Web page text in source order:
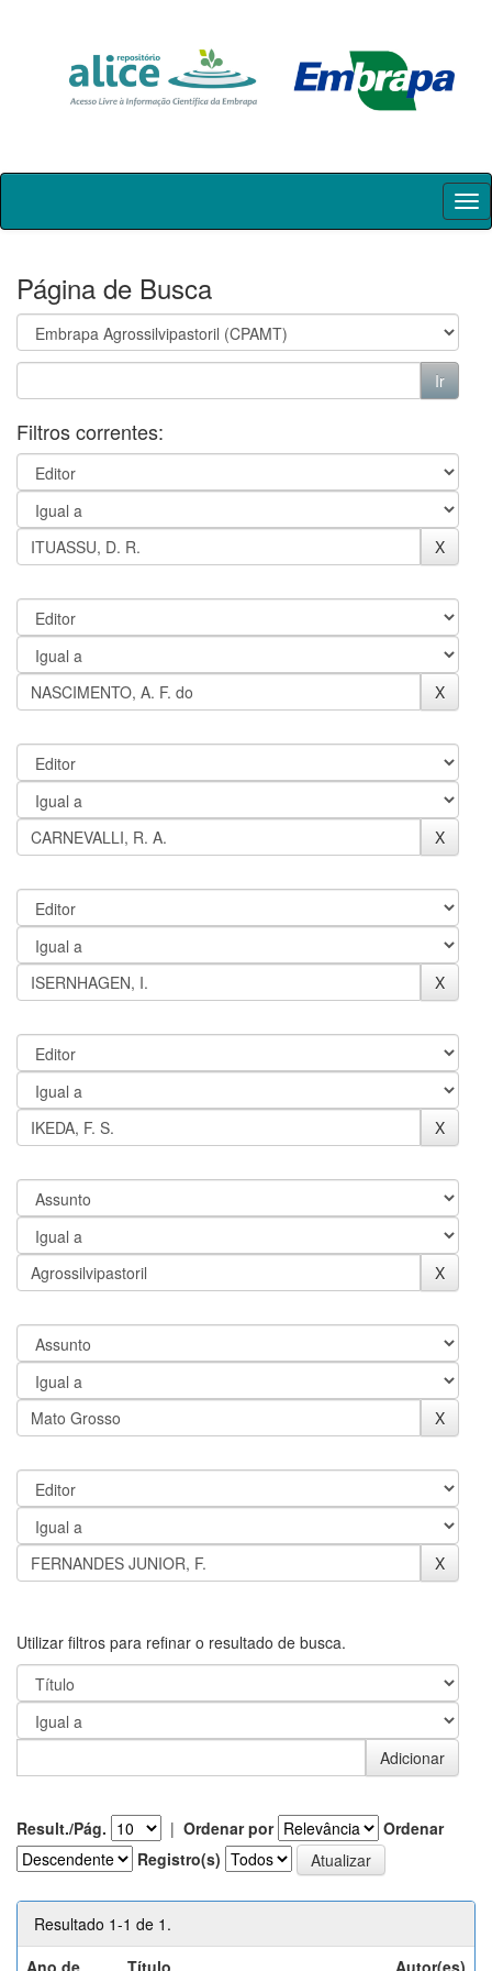
Skip
Página de Busca
Filtros correntes:
Utilizar filtros para refinar o resultado de busca.
Result./Pág. | Ordenar por
Ordenar
Registro(s)
Resultado 1-1 de 1.
Ano de
Título Autor(es)